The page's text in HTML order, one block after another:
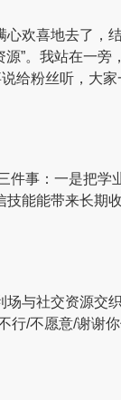
欢喜地去了，
”。我站在一旁
给粉丝听，大
件事：一是把学
能能带来长期收
与社交资源交
行/不愿意/谢谢